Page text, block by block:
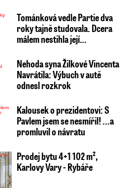
Tománková vedle Partie dva
roky tajně studovala. Dcera
málem nestihla její…
Nehoda syna Žilkové Vincenta
Navrátila: Výbuch v autě
odnesl rozkrok
Kalousek o prezidentovi: S
Pavlem jsem se nesmířil! ...a
promluvil o návratu
Prodej bytu 4+1 102 m²,
Karlovy Vary - Rybáře